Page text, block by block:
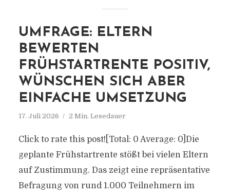
UMFRAGE: ELTERN
BEWERTEN
FRÜHSTARTRENTE POSITIV,
WÜNSCHEN SICH ABER
EINFACHE UMSETZUNG
17. Juli 2026 2 Min. Lesedauer
Click to rate this post![Total: 0 Average: 0]Die
geplante Frühstartrente stößt bei vielen Eltern
auf Zustimmung. Das zeigt eine repräsentative
Befragung von rund 1.000 Teilnehmern im